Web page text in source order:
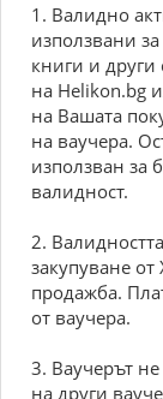
1. Валидно
използвани
книги и
на Helikon.bg
на Вашата
на ваучера.
използван за
валидност.
2.
закупуване
продажба.
от ваучера.
3. Ваучерът
на други